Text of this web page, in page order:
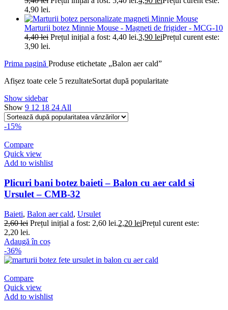
4,90 lei.
Marturii botez Minnie Mouse - Magneti de frigider - MCG-10
4,40lei Prețul inițial a fost: 4,40 lei.3,90 leiPrețul curent este:
3,90 lei.
Prima pagină Produse etichetate „Balon aer cald”
Afișez toate cele 5 rezultateSortat după popularitate
Show sidebar
Show 9 12 18 24 All
-15%
Compare
Quick view
Add to wishlist
Plicuri bani botez baieti – Balon cu aer cald si
Ursulet – CMB-32
Baieti, Balon aer cald, Ursulet
2,60lei Prețul inițial a fost: 2,60 lei.2,20 leiPrețul curent este:
2,20 lei.
Adaugă în coș
-36%
Compare
Quick view
Add to wishlist